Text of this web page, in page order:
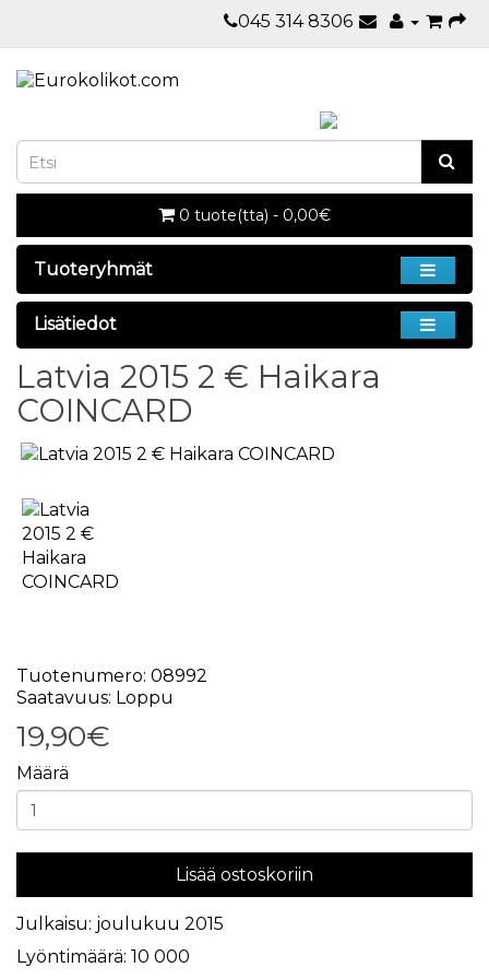
045 314 8306
0 tuote(tta) - 0,00€
Tuoteryhmät
Lisätiedot
Latvia 2015 2 € Haikara
COINCARD
Tuotenumero: 08992
Saatavuus: Loppu
19,90€
Määrä
Lisää ostoskoriin
Julkaisu: joulukuu 2015
Lyöntimäärä: 10 000